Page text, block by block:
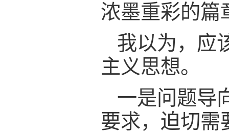
浓墨重彩的篇
我以为，应
主义思想。
一是问题导
要求，迫切需